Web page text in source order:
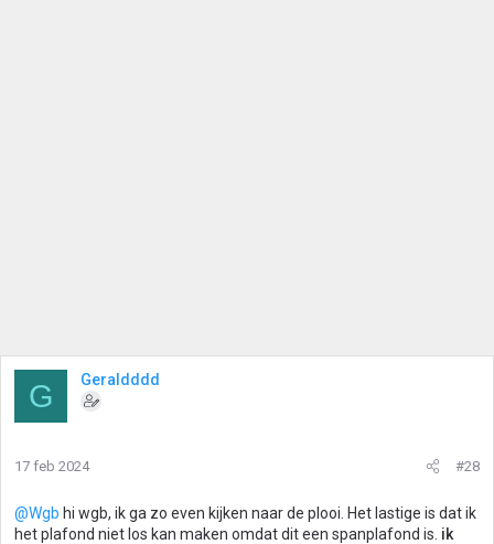
G Geraldddd
17 feb 2024 #28
@Wgb hi wgb, ik ga zo even kijken naar de plooi. Het lastige is dat ik
het plafond niet los kan maken omdat dit een spanplafond is. ik